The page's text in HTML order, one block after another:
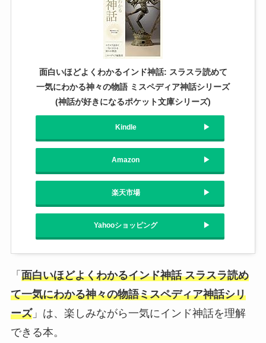
面白いほどよくわかるインド神話: スラスラ読めて
一気にわかる神々の物語 ミスペディア神話シリーズ
(神話が好きになるポケット文庫シリーズ)
Kindle
Amazon
楽天市場
Yahooショッピング
「 面白いほどよくわかるインド神話 スラスラ読め
て一気にわかる神々の物語ミスペディア神話シリ
ーズ」は、楽しみながら一気にインド神話を理解
できる本。